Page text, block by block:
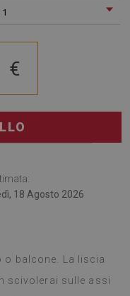
1
€
18 Agosto 2026
o balcone. La liscia
scivolerai sulle assi